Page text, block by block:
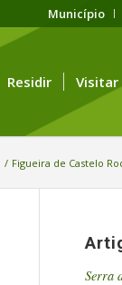
Município
Residir Visitar
/ Figueira de Castelo
Serra